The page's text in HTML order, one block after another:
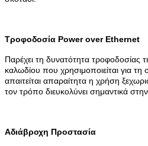
Τροφοδοσία Power over Ethernet
Παρέχει τη δυνατότητα τροφοδοσίας
καλωδίου που χρησιμοποιείται για
απαιτείται απαραίτητα η χρήση
τον τρόπο διευκολύνει σημαντικά
Αδιάβροχη Προστασία